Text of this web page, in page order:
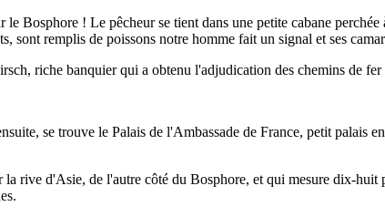
le Bosphore ! Le pêcheur se tient dans une petite cabane
sont remplis de poissons notre homme fait un signal et ses
riche banquier qui a obtenu l'adjudication des chemins de
se trouve le Palais de l'Ambassade de France, petit
rive d'Asie, de l'autre côté du Bosphore, et qui mesure dix-